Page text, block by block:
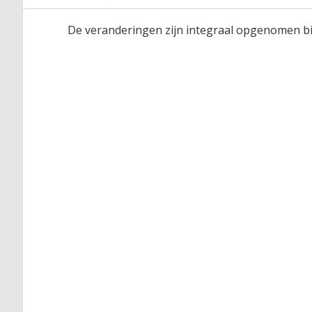
De veranderingen zijn integraal opgenomen